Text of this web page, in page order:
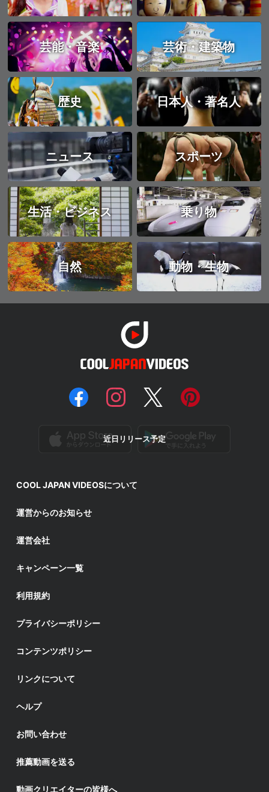
芸能・音楽 芸術・建築物
歴史 日本人・著名人
ニュース スポーツ
生活・ビジネス 乗り物
自然 動物・生物
近日リリース予定
COOL JAPAN VIDEOSについて
運営からのお知らせ
運営会社
キャンペーン一覧
利用規約
プライバシーポリシー
コンテンツポリシー
リンクについて
ヘルプ
お問い合わせ
推薦動画を送る
動画クリエイターの皆様へ